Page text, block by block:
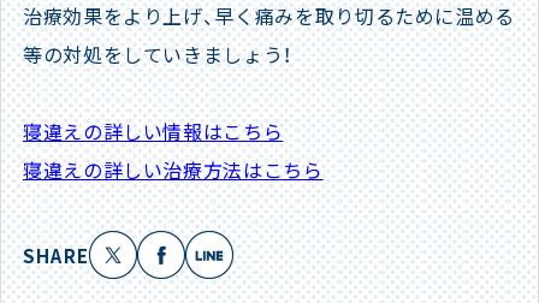
治療効果をより上げ、早く痛みを取り切るために温める
等の対処をしていきましょう！
寝違えの詳しい情報はこちら
寝違えの詳しい治療方法はこちら
SHARE